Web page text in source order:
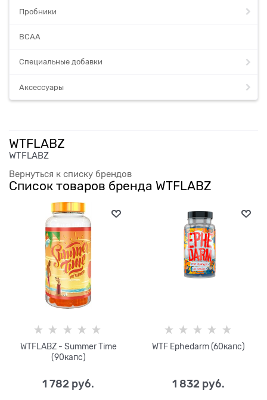
Пробники
BCAA
Специальные добавки
Аксессуары
WTFLABZ
WTFLABZ
Вернуться к списку брендов
Список товаров бренда WTFLABZ
WTFLABZ - Summer Time
(90капс)
1 782 руб.
WTF Ephedarm (60капс)
1 832 руб.